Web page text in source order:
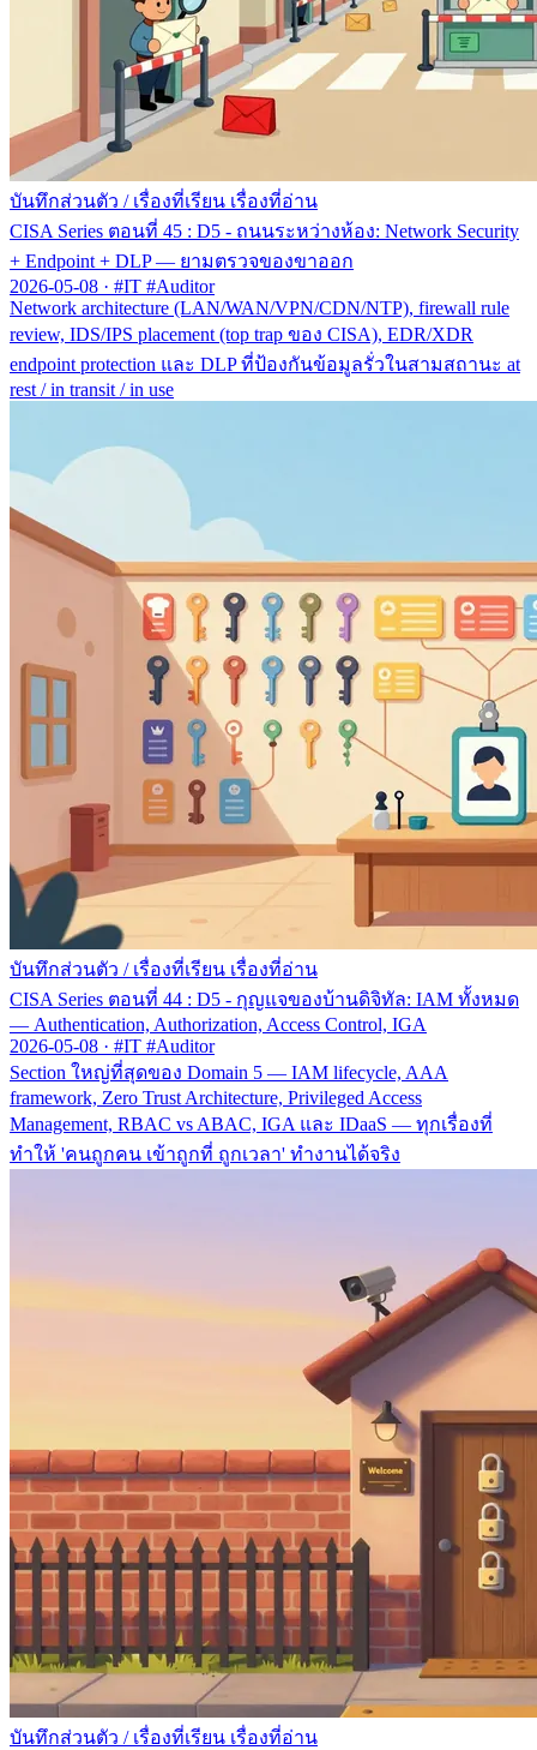
บันทึกส่วนตัว / เรื่องที่เรียน เรื่องที่อ่าน
CISA Series ตอนที่ 45 : D5 - ถนนระหว่างห้อง: Network Security
+ Endpoint + DLP — ยามตรวจของขาออก
2026-05-08 · #IT #Auditor
Network architecture (LAN/WAN/VPN/CDN/NTP), firewall rule
review, IDS/IPS placement (top trap ของ CISA), EDR/XDR
endpoint protection และ DLP ที่ป้องกันข้อมูลรั่วในสามสถานะ at
rest / in transit / in use
บันทึกส่วนตัว / เรื่องที่เรียน เรื่องที่อ่าน
CISA Series ตอนที่ 44 : D5 - กุญแจของบ้านดิจิทัล: IAM ทั้งหมด
— Authentication, Authorization, Access Control, IGA
2026-05-08 · #IT #Auditor
Section ใหญ่ที่สุดของ Domain 5 — IAM lifecycle, AAA
framework, Zero Trust Architecture, Privileged Access
Management, RBAC vs ABAC, IGA และ IDaaS — ทุกเรื่องที่
ทำให้ 'คนถูกคน เข้าถูกที่ ถูกเวลา' ทำงานได้จริง
บันทึกส่วนตัว / เรื่องที่เรียน เรื่องที่อ่าน